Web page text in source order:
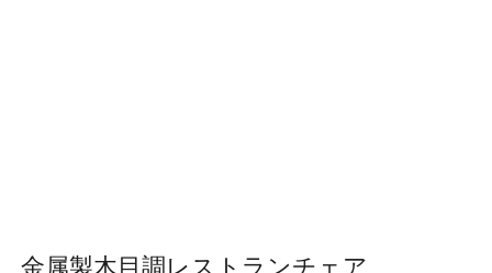
金属製木目調レストランチェア